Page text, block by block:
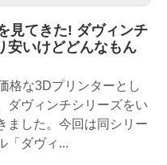
見てきた! ダヴィンチ
安いけどどんなもん
格な3Dプリンターとし
ダヴィンチシリーズをい
ました。今回は同シリー
「ダヴィ...